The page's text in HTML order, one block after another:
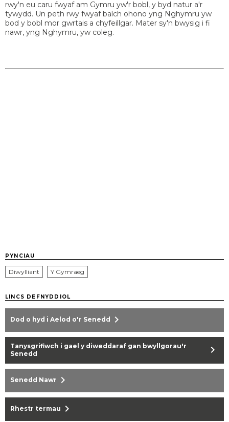
rwy'n eu caru fwyaf am Gymru yw'r bobl, y byd natur a'r
tywydd. Un peth rwy fwyaf balch ohono yng Nghymru yw
bod y bobl mor gwrtais a chyfeillgar. Mater sy'n bwysig i fi
nawr, yng Nghymru, yw coleg.
PYNCIAU
Diwylliant Y Gymraeg
LINCS DEFNYDDIOL
Dod o hyd i Aelod o'r Senedd chevron_right
Tanysgrifiwch i gael y diweddaraf gan bwyllgorau'r
Senedd
chevron_right
Senedd Nawr chevron_right
Rhestr termau chevron_right